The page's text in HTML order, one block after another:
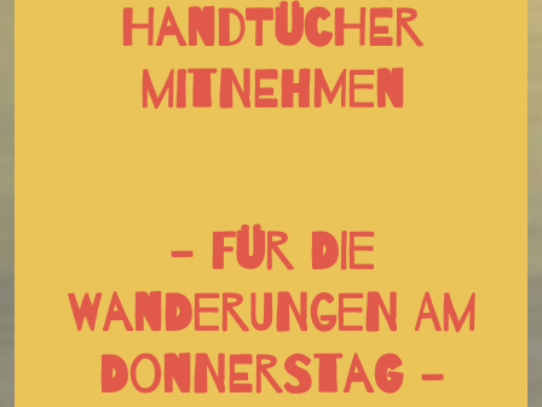
Handtücher
mitnehmen
- Für die
Wanderungen am
Donnerstag -